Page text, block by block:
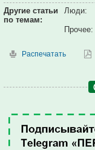
Другие статьи
по темам:
Люди:
Прочее:
Распечатать